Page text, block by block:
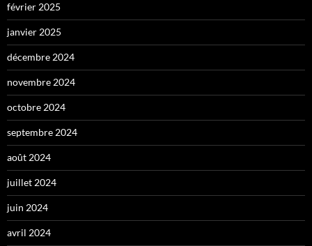
février 2025
janvier 2025
décembre 2024
novembre 2024
octobre 2024
septembre 2024
août 2024
juillet 2024
juin 2024
avril 2024